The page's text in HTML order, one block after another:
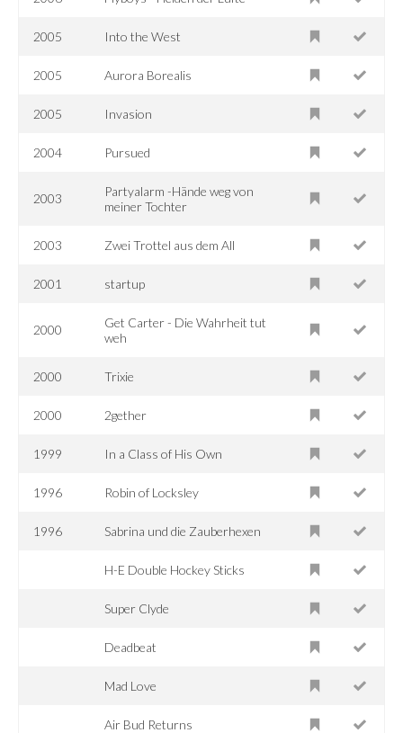
2005 Into the West
2005 Aurora Borealis
2005 Invasion
2004 Pursued
2003
Partyalarm -Hände weg von
meiner Tochter
2003 Zwei Trottel aus dem All
2001 startup
2000
Get Carter - Die Wahrheit tut
weh
2000 Trixie
2000 2gether
1999 In a Class of His Own
1996 Robin of Locksley
1996 Sabrina und die Zauberhexen
H-E Double Hockey Sticks
Super Clyde
Deadbeat
Mad Love
Air Bud Returns